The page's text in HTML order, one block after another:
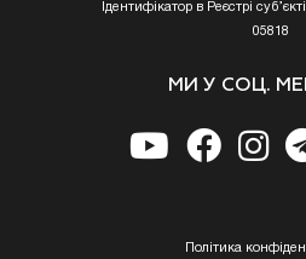
Ідентифікатор в Реєстрі
05818
МИ У СОЦ.
Полiтика